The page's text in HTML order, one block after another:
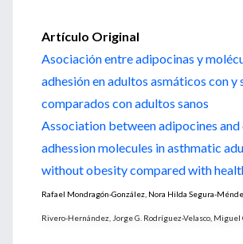
Artículo Original
Asociación entre adipocinas y
adhesión en adultos asmáticos con y
comparados con adultos sanos
Association between adipocines
adhession molecules in asthmatic
without obesity compared with
Rafael Mondragón-González, Nora Hilda Segura-
Rivero-Hernández, Jorge G. Rodríguez-Velasco, Miguel